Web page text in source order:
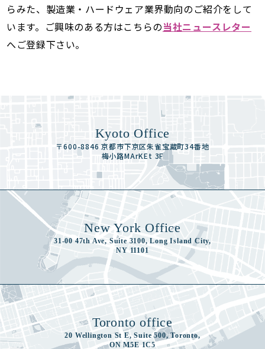
らみた、製造業・ハードウェア業界動向のご紹介をして
います。ご興味のある方はこちらの当社ニュースレター
へご登録下さい。
Kyoto Office
〒600-8846 京都市下京区朱雀宝蔵町34番地
梅小路MArKEt 3F
New York Office
31-00 47th Ave, Suite 3100, Long Island City,
NY 11101
Toronto office
20 Wellington St E, Suite 500, Toronto,
ON M5E 1C5